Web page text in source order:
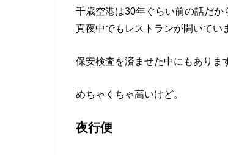
千歳空港は30年ぐらい前の話だ
真夜中でもレストランが開いてい
保安検査を済ませた中にもありま
めちゃくちゃ高いけど。
夜行便